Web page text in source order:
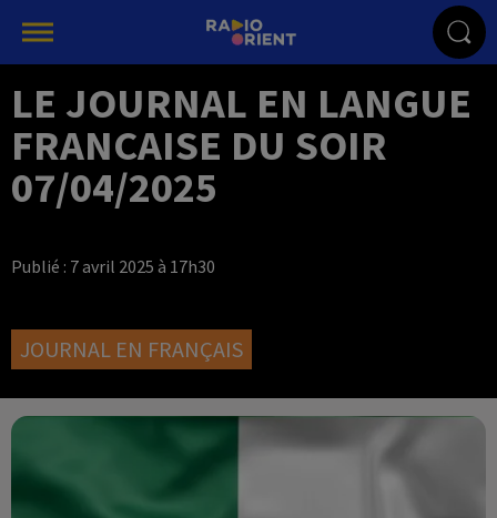
LE JOURNAL EN LANGUE
FRANCAISE DU SOIR
07/04/2025
Publié : 7 avril 2025 à 17h30
JOURNAL EN FRANÇAIS